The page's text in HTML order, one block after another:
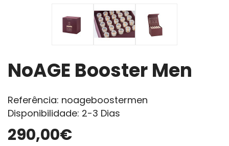
NoAGE Booster Men
Referência: noageboostermen
Disponibilidade: 2-3 Dias
290,00€